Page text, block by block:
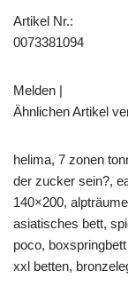
Artikel Nr.:
0073381094
Melden |
Ähnlichen Artikel
helima, 7 zonen
der zucker sein?,
140×200,
asiatisches bett,
poco,
xxl betten,